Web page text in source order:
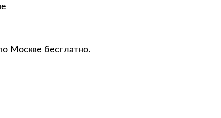
Москве бесплатно.